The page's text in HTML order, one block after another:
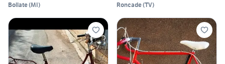
Bollate(MI) Roncade(TV)